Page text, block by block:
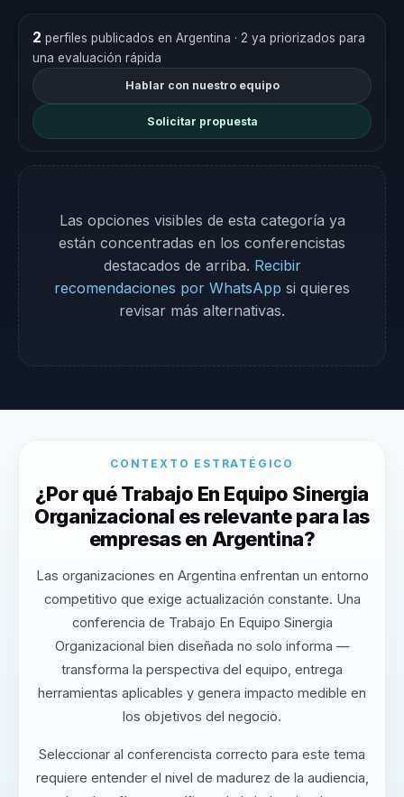
2 perfiles publicados en Argentina · 2 ya priorizados para
una evaluación rápida
Hablar con nuestro equipo
Solicitar propuesta
Las opciones visibles de esta categoría ya
están concentradas en los conferencistas
destacados de arriba. Recibir
recomendaciones por WhatsApp si quieres
revisar más alternativas.
CONTEXTO ESTRATÉGICO
¿Por qué Trabajo En Equipo Sinergia
Organizacional es relevante para las
empresas en Argentina?
Las organizaciones en Argentina enfrentan un entorno
competitivo que exige actualización constante. Una
conferencia de Trabajo En Equipo Sinergia
Organizacional bien diseñada no solo informa —
transforma la perspectiva del equipo, entrega
herramientas aplicables y genera impacto medible en
los objetivos del negocio.
Seleccionar al conferencista correcto para este tema
requiere entender el nivel de madurez de la audiencia,